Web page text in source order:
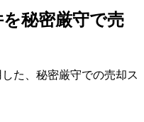
秘密厳守で売
た、秘密厳守での売却ス